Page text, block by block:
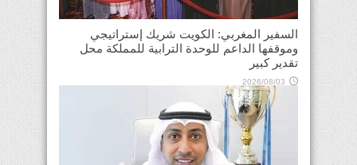
السفير المغربي: الكويت شريك إستراتيجي
وموقفها الداعم للوحدة الترابية للمملكة محل
تقدير كبير
2026/08/03